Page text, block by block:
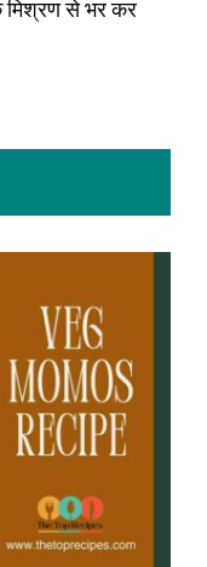
मिश्रण से भर कर